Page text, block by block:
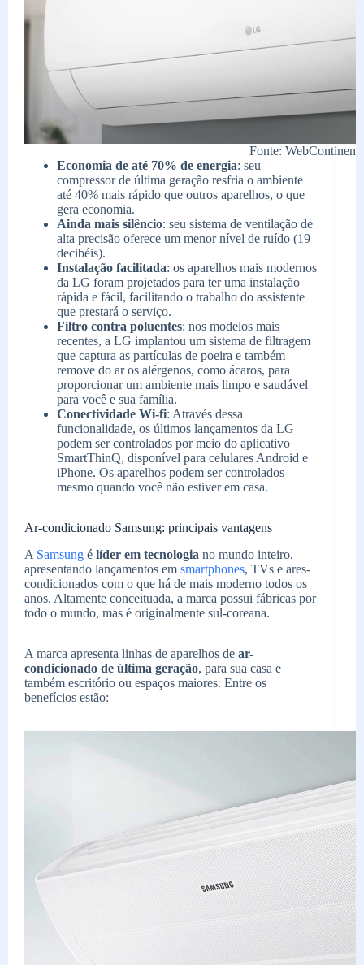
Fonte:
Economia de até 70% de energia: seu
compressor de última geração resfria o ambiente
até 40% mais rápido que outros aparelhos, o que
gera economia.
Ainda mais silêncio: seu sistema de ventilação de
alta precisão oferece um menor nível de ruído (19
decibéis).
Instalação facilitada: os aparelhos mais modernos
da LG foram projetados para ter uma instalação
rápida e fácil, facilitando o trabalho do assistente
que prestará o serviço.
Filtro contra poluentes: nos modelos mais
recentes, a LG implantou um sistema de filtragem
que captura as partículas de poeira e também
remove do ar os alérgenos, como ácaros, para
proporcionar um ambiente mais limpo e saudável
para você e sua família.
Conectividade Wi-fi: Através dessa
funcionalidade, os últimos lançamentos da LG
podem ser controlados por meio do aplicativo
SmartThinQ, disponível para celulares Android e
iPhone. Os aparelhos podem ser controlados
mesmo quando você não estiver em casa.
Ar-condicionado Samsung: principais vantagens
A Samsung é líder em tecnologia no mundo inteiro,
apresentando lançamentos em smartphones, TVs e ares-
condicionados com o que há de mais moderno todos os
anos. Altamente conceituada, a marca possui fábricas por
todo o mundo, mas é originalmente sul-coreana.
A marca apresenta linhas de aparelhos de ar-
condicionado de última geração, para sua casa e
também escritório ou espaços maiores. Entre os
benefícios estão: